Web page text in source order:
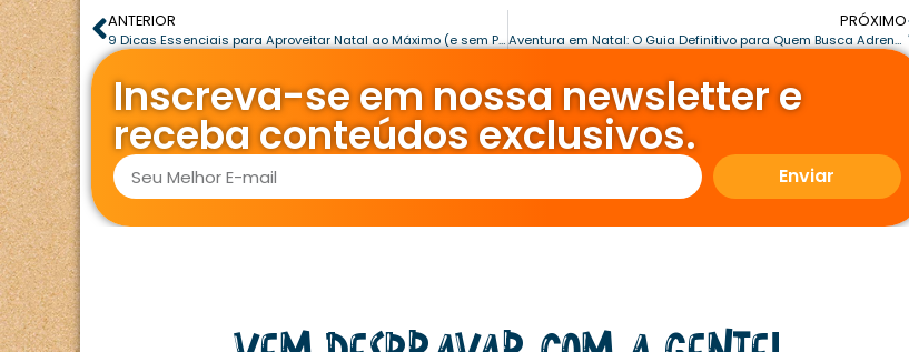
ANTERIOR
9 Dicas Essenciais para Aproveitar Natal ao Máximo (e sem Perrengues!)
PRÓXIMO
Aventura em Natal: O Guia Definitivo para Quem Busca Adrenalina no Início do Verão!
Inscreva-se em nossa newsletter e
receba conteúdos exclusivos.
Enviar